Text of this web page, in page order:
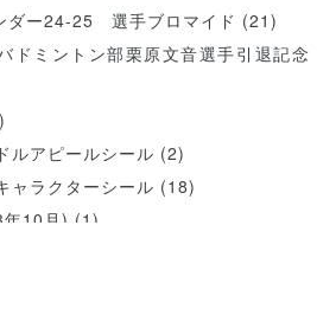
ダー24-25 選手ブロマイド (21)
ドミントン部栗原文音選手引退記念
アピールシール (2)
ャラクターシール (18)
10月) (1)